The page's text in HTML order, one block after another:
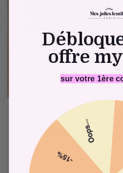
Comment les
3 étapes simples
Nos lentilles de couleur sont
sécurisées et naturelles !
offre
sur votre 1ère